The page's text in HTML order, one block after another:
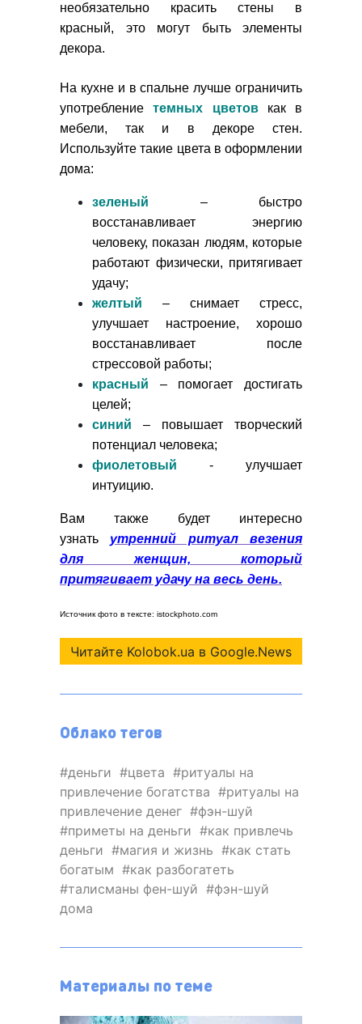
необязательно красить стены в
красный, это могут быть элементы
декора.
На кухне и в спальне лучше ограничить
употреблениетемных цветовкак в
мебели, так и в декоре стен.
Используйте такие цвета в оформлении
дома:
зеленый – быстро
восстанавливает энергию
человеку, показан людям, которые
работают физически, притягивает
удачу;
желтый – снимает стресс,
улучшает настроение, хорошо
восстанавливает после
стрессовой работы;
красный – помогает достигать
целей;
синий – повышает творческий
потенциал человека;
фиолетовый - улучшает
интуицию.
Вам также будет интересно
узнать утренний ритуал везения
для женщин, который
притягивает удачу на весь день.
Источник фото в тексте: istockphoto.com
Читайте Kolobok.ua в Google.News
Облако тегов
деньги цвета
ритуалы на
привлечение богатства
ритуалы на
привлечение денег
фэн-шуй
приметы на деньги
как привлечь
деньги
магия и жизнь
как стать
богатым
как разбогатеть
талисманы фен-шуй
фэн-шуй
дома
Материалы по теме